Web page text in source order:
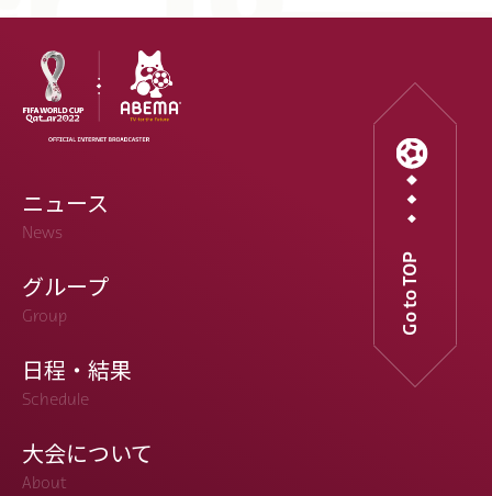
ニュース
News
グループ
Group
日程・結果
Schedule
大会について
About
Go to TOP